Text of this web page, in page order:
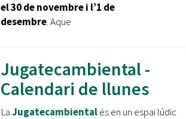
el 30 de novembre i l’1 de
desembre. Aque
Jugatecambiental -
Calendari de llunes
LaJugatecambientalés en un espai lúdic